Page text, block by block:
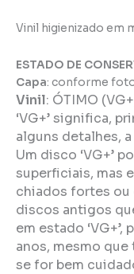
Vinil higienizado em
ESTADO DE
Capa: conforme
Vinil: ÓTIMO
‘VG+’ significa,
alguns detalhes,
Um disco ‘VG+’
superficiais, mas
chiados fortes ou
discos antigos
em estado
anos, mesmo
se for bem